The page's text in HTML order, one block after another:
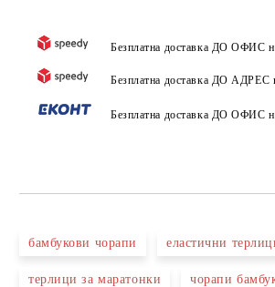
Безплатна доставка ДО ОФИС
Безплатна доставка ДО АДРЕС
Безплатна доставка ДО ОФИС
бамбукови чорапи еластични
терлици за маратонки чорапи